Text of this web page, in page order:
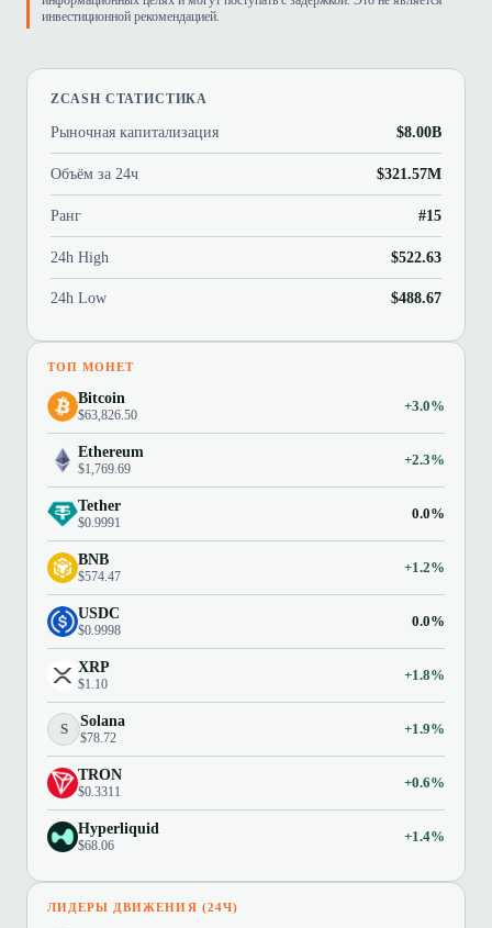
инвестиционной рекомендацией.
ZCASH СТАТИСТИКА
Рыночная капитализация $8.00B
Объём за 24ч $321.57M
Ранг #15
24h High $522.63
24h Low $488.67
ТОП МОНЕТ
Bitcoin
$63,826.50
+3.0%
Ethereum
$1,769.69
+2.3%
Tether
$0.9991
0.0%
BNB
$574.47
+1.2%
USDC
$0.9998
0.0%
XRP
$1.10
+1.8%
S Solana
$78.72
+1.9%
TRON
$0.3311
+0.6%
Hyperliquid
$68.06
+1.4%
ЛИДЕРЫ ДВИЖЕНИЯ (24Ч)